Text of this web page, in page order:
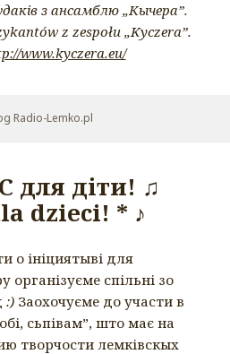
з ансамблю „Кычера”.
z zespołu „Kyczera”.
www.kyczera.eu/
Radio-Lemko.pl
для діти! ♫
dzieci! * ♪
о ініциятыві для
спільні зо
:) Заохочуєме до участи в
сьпівам”, што має на
творчости лемківскых